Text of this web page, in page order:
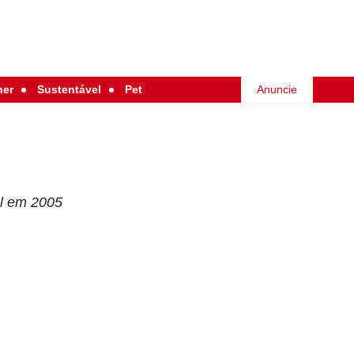
Sustentável Pet Anuncie
em 2005